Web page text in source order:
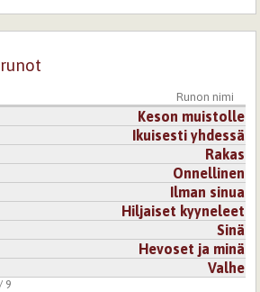
Runon nimi
Keson muistolle
Ikuisesti yhdessä
Rakas
Onnellinen
Ilman sinua
Hiljaiset kyyneleet
Sinä
Hevoset ja minä
Valhe
9